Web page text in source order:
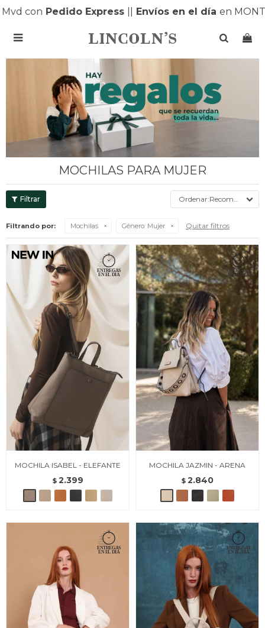
Pedido Express||Envíos en el díaen

MOCHILAS PARA MUJER
Recomendados
Filtrando por: Mochilas Género: Mujer Quitar filtros
MOCHILA ISABEL - ELEFANTE
$ 2.399
MOCHILA JAZMIN - ARENA
$ 2.840